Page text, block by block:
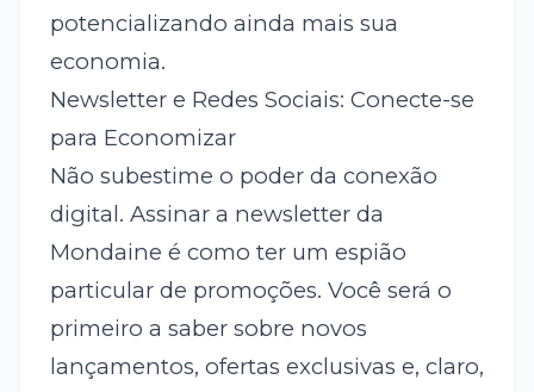
potencializando ainda mais sua
economia.
Newsletter e Redes Sociais: Conecte-se
para Economizar
Não subestime o poder da conexão
digital. Assinar a newsletter da
Mondaine é como ter um espião
particular de promoções. Você será o
primeiro a saber sobre novos
lançamentos, ofertas exclusivas e, claro,